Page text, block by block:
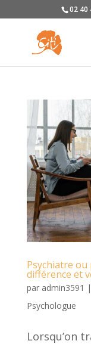
02 40
Psychiatre ou
différence et
par admin3591 |
Psychologue
Lorsqu’on